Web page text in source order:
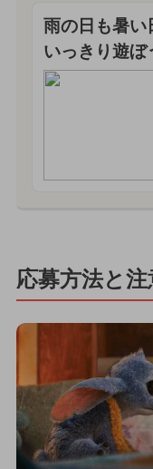
雨の日も暑
いっきり遊ぼ
応募方法と